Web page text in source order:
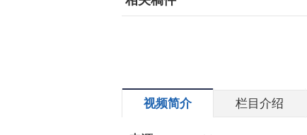
视频简介 栏目介绍